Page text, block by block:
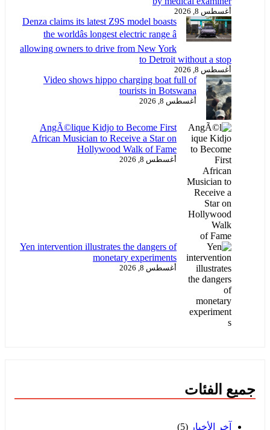
أغسطس 8, 2026
Denza claims its latest Z9S model boasts
the worldâs longest electric range â
allowing owners to drive from New York
to Detroit without a stop
أغسطس 8, 2026
Video shows hippo charging boat full of
tourists in Botswana
أغسطس 8, 2026
AngÃ©lique Kidjo to Become First
African Musician to Receive a Star on
Hollywood Walk of Fame
أغسطس 8, 2026
Yen intervention illustrates the dangers of
monetary experiments
أغسطس 8, 2026
جميع الفئات
آخر الأخبار (5)